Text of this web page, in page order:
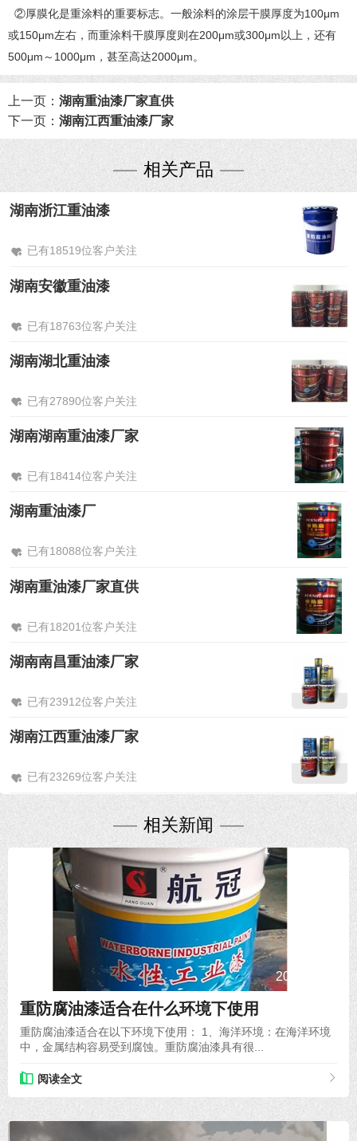
②厚膜化是重涂料的重要标志。一般涂料的涂层干膜厚度为100μm
或150μm左右，而重涂料干膜厚度则在200μm或300μm以上，还有
500μm～1000μm，甚至高达2000μm。
上一页： 湖南重油漆厂家直供
下一页： 湖南江西重油漆厂家
相关产品
湖南浙江重油漆
已有18519位客户关注
湖南安徽重油漆
已有18763位客户关注
湖南湖北重油漆
已有27890位客户关注
湖南湖南重油漆厂家
已有18414位客户关注
湖南重油漆厂
已有18088位客户关注
湖南重油漆厂家直供
已有18201位客户关注
湖南南昌重油漆厂家
已有23912位客户关注
湖南江西重油漆厂家
已有23269位客户关注
相关新闻
2024-01-05
重防腐油漆适合在什么环境下使用
重防腐油漆适合在以下环境下使用： 1、海洋环境：在海洋环境
中，金属结构容易受到腐蚀。重防腐油漆具有很...
阅读全文